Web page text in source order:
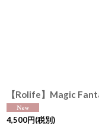
4,500円(税別)